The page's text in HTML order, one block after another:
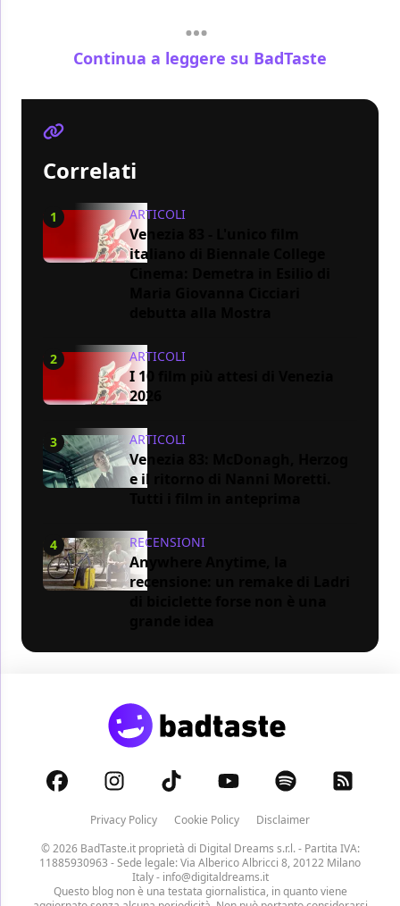
Continua a leggere su BadTaste
Correlati
1 ARTICOLI
Venezia 83 - L'unico film
italiano di Biennale College
2 ARTICOLI
I 10 film più attesi di Venezia
2026
3 ARTICOLI
Venezia 83: McDonagh, Herzog
e il ritorno di Nanni Moretti.
4 RECENSIONI
Anywhere Anytime, la
recensione: un remake di Ladri
Privacy Policy Cookie Policy
Disclaimer
© 2026 BadTaste.it proprietà di Digital Dreams s.r.l.- Partita IVA:
11885930963 - Sede legale: Via Alberico Albricci 8, 20122 Milano
Italy - info@digitaldreams.it
Questo blog non è una testata giornalistica, in quanto viene